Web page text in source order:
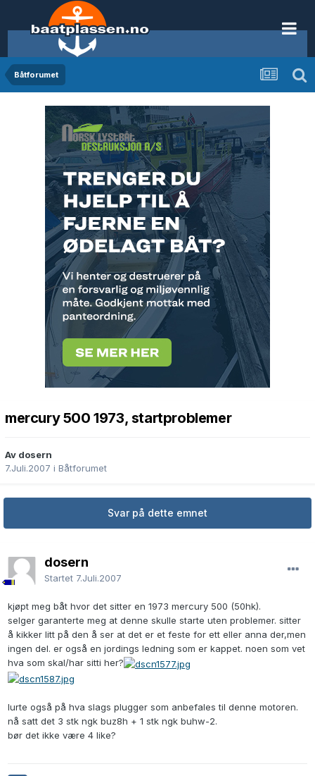
Båtforumet
mercury 500 1973, startproblemer
Av dosern
7.Juli.2007 i Båtforumet
Svar på dette emnet
dosern
Startet 7.Juli.2007
kjøpt meg båt hvor det sitter en 1973 mercury 500 (50hk).
selger garanterte meg at denne skulle starte uten problemer. sitter
å kikker litt på den å ser at det er et feste for ett eller anna der,men
ingen del. er også en jordings ledning som er kappet. noen som vet
hva som skal/har sitti her?
lurte også på hva slags plugger som anbefales til denne motoren.
nå satt det 3 stk ngk buz8h + 1 stk ngk buhw-2.
bør det ikke være 4 like?